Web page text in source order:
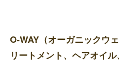
O-WAY（オーガニックウ
リートメント、ヘアオイ